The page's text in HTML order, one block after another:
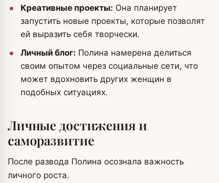
Креативные проекты: Она планирует
запустить новые проекты, которые позволят
ей выразить себя творчески.
Личный блог: Полина намерена делиться
своим опытом через социальные сети, что
может вдохновить других женщин в
подобных ситуациях.
Личные достижения и
саморазвитие
После развода Полина осознала важность
личного роста.